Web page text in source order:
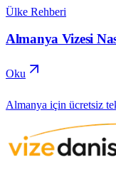
Ülke Rehberi
Almanya Vizesi
Oku
Almanya için ücretsiz